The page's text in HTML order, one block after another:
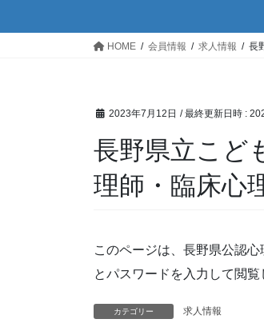
HOME 会員情報 求人情報 長
2023年7月12日 / 最終更新日時 :
長野県立こど
理師・臨床
このページは、長野県公認
とパスワードを入力して閲覧
カテゴリー 求人情報